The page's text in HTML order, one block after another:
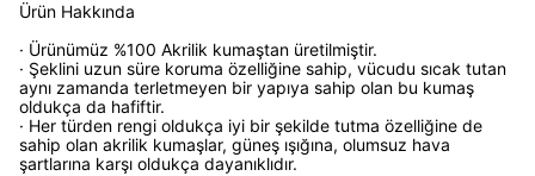
Ürün Hakkında
· Ürünümüz %100 Akrilik kumaştan üretilmiştir.
· Şeklini uzun süre koruma özelliğine sahip, vücudu sıcak tutan
aynı zamanda terletmeyen bir yapıya sahip olan bu kumaş
oldukça da hafiftir.
· Her türden rengi oldukça iyi bir şekilde tutma özelliğine de
sahip olan akrilik kumaşlar, güneş ışığına, olumsuz hava
şartlarına karşı oldukça dayanıklıdır.